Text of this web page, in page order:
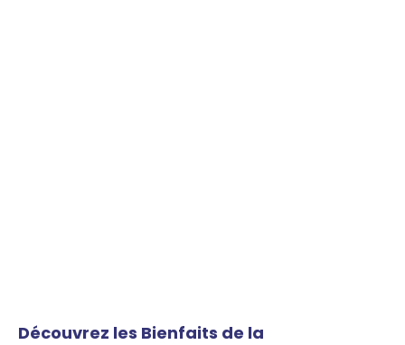
Découvrez les Bienfaits de la